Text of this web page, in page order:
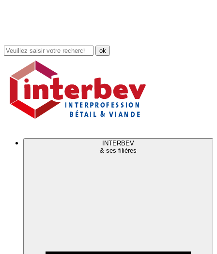
Rechercher
dans
site
INTERBEV
& ses filières